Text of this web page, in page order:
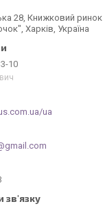
28, Книжковий ринок
Харків, Україна
10
ua